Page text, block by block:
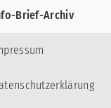
Lektüre wünschen
von Thun &
Neues Buch von
Brief-Archiv